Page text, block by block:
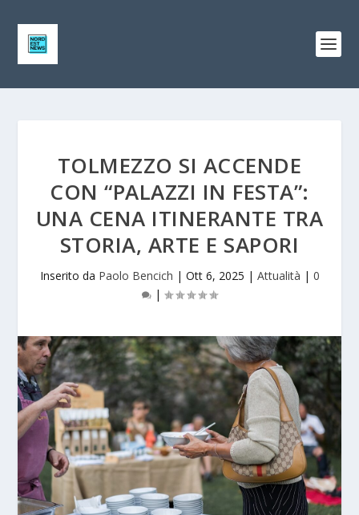
TOLMEZZO SI ACCENDE
CON “PALAZZI IN FESTA”:
UNA CENA ITINERANTE TRA
STORIA, ARTE E SAPORI
Inserito da Paolo Bencich | Ott 6, 2025 | Attualità | 0
|